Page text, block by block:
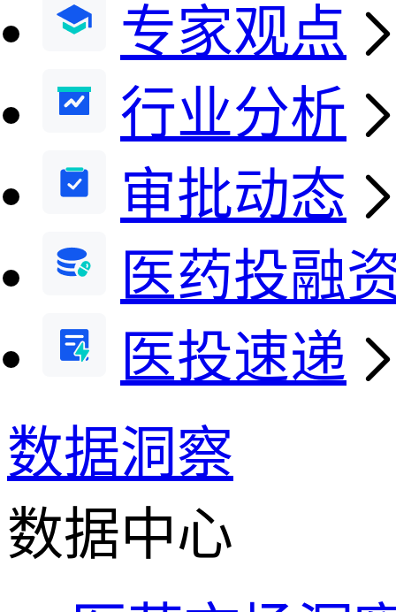
专家观点
行业分析
审批动态
医药投融
医投速递
数据洞察
数据中心